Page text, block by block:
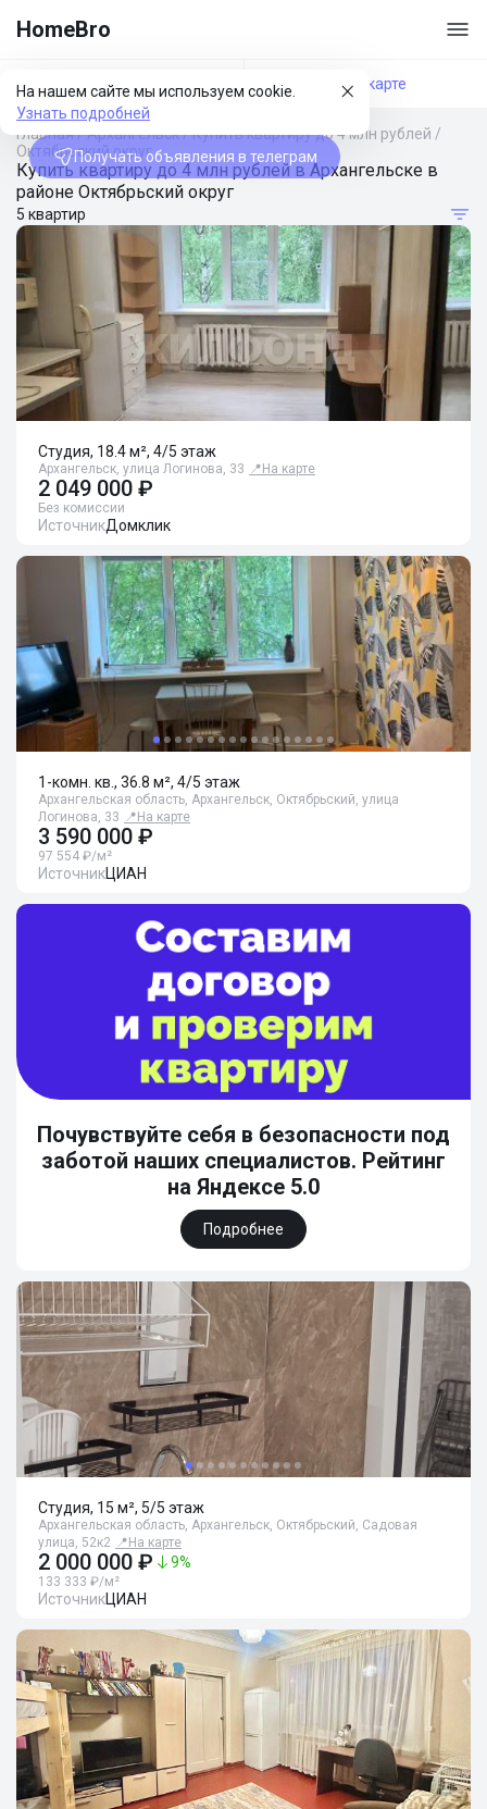
HomeBro
На нашем сайте мы используем cookie.
Узнать подробней
Получать объявления в телеграм
Фильтры На карте
Главная/Архангельск/Купить квартиру до 4 млн рублей /
Октябрьский округ
Купить квартиру до 4 млн рублей в Архангельске в
районе Октябрьский округ
5 квартир
Студия, 18.4 м², 4/5 этаж
Архангельск, улица Логинова, 33 📍 На карте
2 049 000 ₽
Без комиссии
ИсточникДомклик
1-комн. кв., 36.8 м², 4/5 этаж
Архангельская область, Архангельск, Октябрьский, улица
Логинова, 33 📍 На карте
3 590 000 ₽
97 554 ₽/м²
ИсточникЦИАН
Почувствуйте себя в безопасности под
заботой наших специалистов. Рейтинг
на Яндексе 5.0
Подробнее
Студия, 15 м², 5/5 этаж
Архангельская область, Архангельск, Октябрьский, Садовая
улица, 52к2 📍 На карте
2 000 000 ₽ 9%
133 333 ₽/м²
ИсточникЦИАН